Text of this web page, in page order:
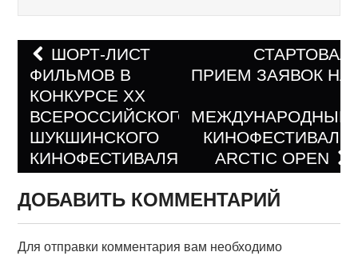
Навигация по записям
ШОРТ-ЛИСТ
ФИЛЬМОВ В
КОНКУРСЕ ХХ
ВСЕРОССИЙСКОГО
ШУКШИНСКОГО
КИНОФЕСТИВАЛЯ
СТАРТОВАЛ
ПРИЕМ ЗАЯВОК НА
МЕЖДУНАРОДНЫЙ
КИНОФЕСТИВАЛЬ
ARCTIC OPEN
ДОБАВИТЬ КОММЕНТАРИЙ
Для отправки комментария вам необходимо